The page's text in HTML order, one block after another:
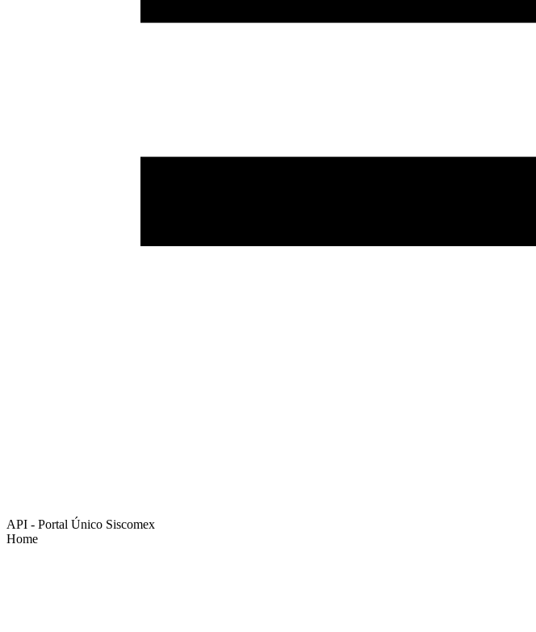
API - Portal Único Siscomex
Home